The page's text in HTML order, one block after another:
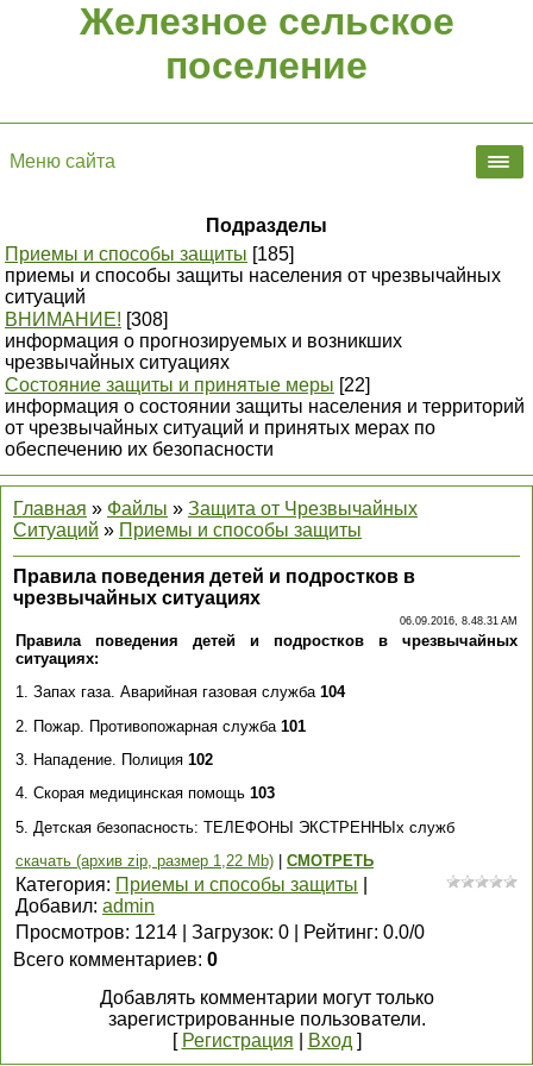
Железное сельское
поселение
Меню сайта
Подразделы
Приемы и способы защиты [185]
приемы и способы защиты населения от чрезвычайных
ситуаций
ВНИМАНИЕ! [308]
информация о прогнозируемых и возникших
чрезвычайных ситуациях
Состояние защиты и принятые меры [22]
информация о состоянии защиты населения и территорий
от чрезвычайных ситуаций и принятых мерах по
обеспечению их безопасности
Главная » Файлы » Защита от Чрезвычайных
Ситуаций » Приемы и способы защиты
Правила поведения детей и подростков в
чрезвычайных ситуациях
06.09.2016, 8.48.31 AM
Правила поведения детей и подростков в чрезвычайных
ситуациях:
1. Запах газа. Аварийная газовая служба 104
2. Пожар. Противопожарная служба 101
3. Нападение. Полиция 102
4. Скорая медицинская помощь 103
5. Детская безопасность: ТЕЛЕФОНЫ ЭКСТРЕННЫх служб
скачать (архив zip, размер 1,22 Mb)
СМОТРЕТЬ
Категория: Приемы и способы защиты
Добавил: admin
Просмотров: 1214 Загрузок: 0 Рейтинг: 0.0/0
Всего комментариев: 0
Добавлять комментарии могут только
зарегистрированные пользователи.
[ Регистрация Вход ]